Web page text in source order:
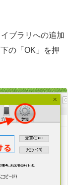
イブラリへの追加
の「OK」を押